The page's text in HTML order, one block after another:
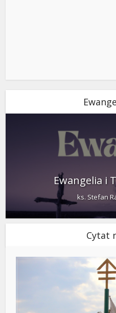
Ewangelia i
ks. Stefan
Cytat